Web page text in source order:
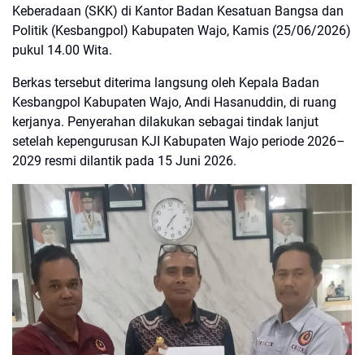
Keberadaan (SKK) di Kantor Badan Kesatuan Bangsa dan
Politik (Kesbangpol) Kabupaten Wajo, Kamis (25/06/2026)
pukul 14.00 Wita.
Berkas tersebut diterima langsung oleh Kepala Badan
Kesbangpol Kabupaten Wajo, Andi Hasanuddin, di ruang
kerjanya. Penyerahan dilakukan sebagai tindak lanjut
setelah kepengurusan KJI Kabupaten Wajo periode 2026–
2029 resmi dilantik pada 15 Juni 2026.